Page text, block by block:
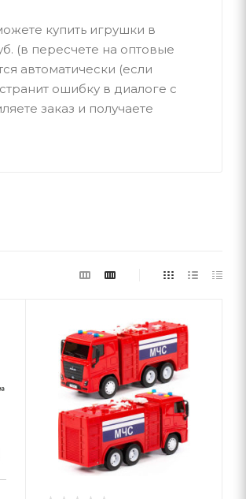
купить игрушки в
(в пересчете на оптовые
автоматически (если
ошибку в диалоге с
заказ и получаете